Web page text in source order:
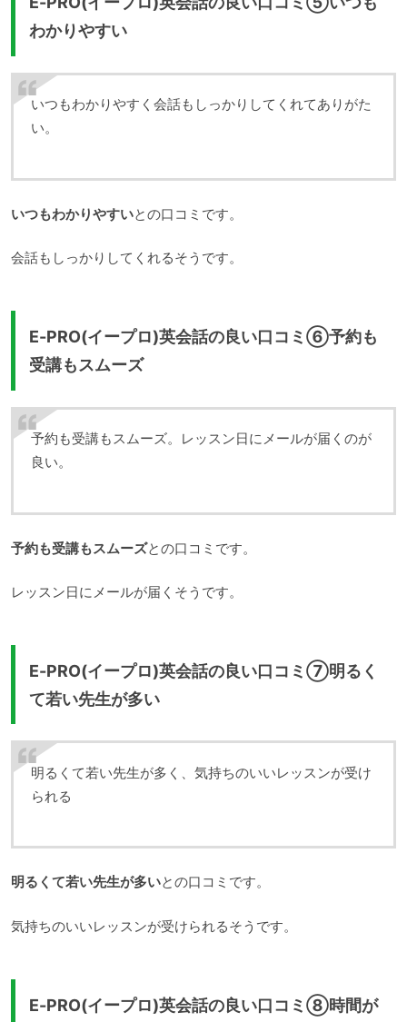
わかりやすい
いつもわかりやすく会話もしっかりしてくれてありがた
い。
いつもわかりやすいとの口コミです。
会話もしっかりしてくれるそうです。
E-PRO(イープロ)英会話の良い口コミ⑥予約も
受講もスムーズ
予約も受講もスムーズ。レッスン日にメールが届くのが
良い。
予約も受講もスムーズとの口コミです。
レッスン日にメールが届くそうです。
E-PRO(イープロ)英会話の良い口コミ⑦明るく
て若い先生が多い
明るくて若い先生が多く、気持ちのいいレッスンが受け
られる
明るくて若い先生が多いとの口コミです。
気持ちのいいレッスンが受けられるそうです。
E-PRO(イープロ)英会話の良い口コミ⑧時間が